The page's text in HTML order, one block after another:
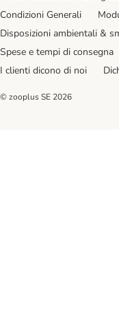
Condizioni Generali
Disposizioni ambientali &
Spese e tempi di consegna
I clienti dicono di noi
© zooplus SE 2026